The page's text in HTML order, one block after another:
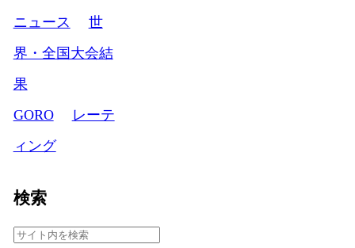
ニュース
世
界・全国大会結
果
GORO
レーテ
ィング
検索